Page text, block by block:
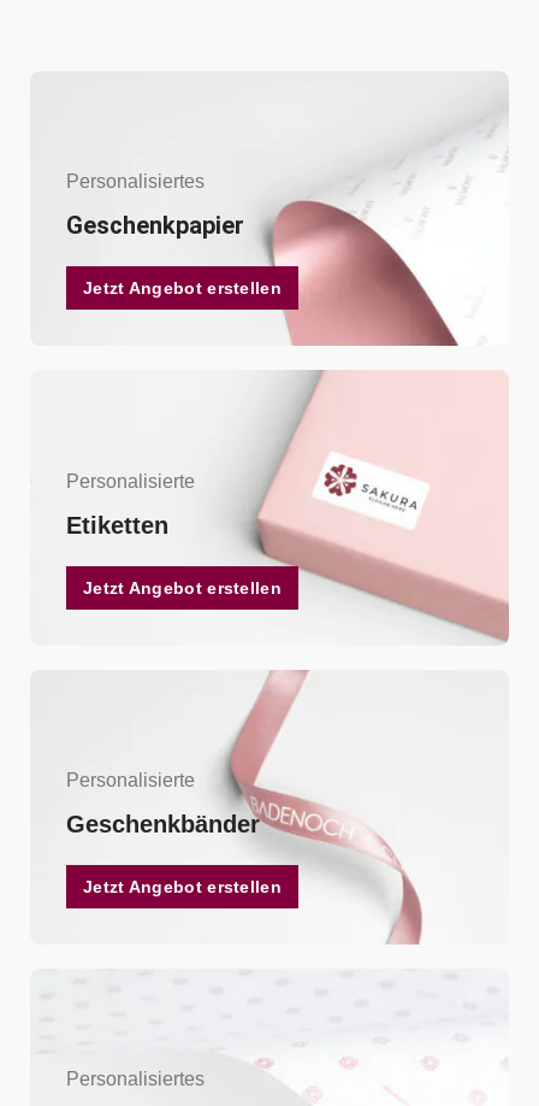
Personalisiertes
Geschenkpapier
Jetzt Angebot erstellen
Personalisierte
Etiketten
Jetzt Angebot erstellen
Personalisierte
Geschenkbänder
Jetzt Angebot erstellen
Personalisiertes